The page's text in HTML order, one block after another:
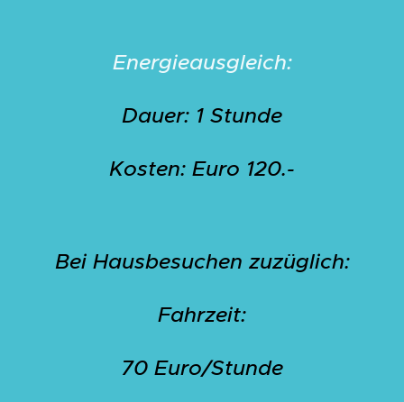
Energieausgleich:
Dauer: 1 Stunde
Kosten: Euro 120.-
Bei Hausbesuchen zuzüglich:
Fahrzeit:
70 Euro/Stunde